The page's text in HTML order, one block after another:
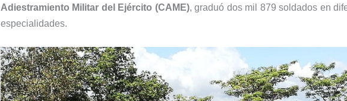
Adiestramiento Militar del Ejército (CAME), graduó dos mil 879 soldados en
especialidades.